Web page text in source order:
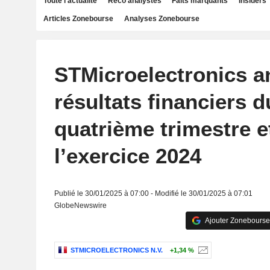
Articles Zonebourse Analyses Zonebourse
STMicroelectronics
résultats financiers
quatrième trimestre
l’exercice 2024
Publié le 30/01/2025 à 07:00 - Modifié le 30/01/2025 à 07:01
GlobeNewswire
Ajouter
STMICROELECTRONICS N.V. +1,34 %